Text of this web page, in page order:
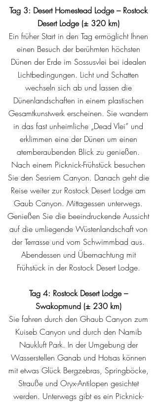
Tag 3: Desert Homestead Lodge – Rostock
Desert Lodge (± 320 km)
Ein früher Start in den Tag ermöglicht Ihnen
einen Besuch der berühmten höchsten
Dünen der Erde im Sossusvlei bei idealen
Lichtbedingungen. Licht und Schatten
wechseln sich ab und lassen die
Dünenlandschaften in einem plastischen
Gesamtkunstwerk erscheinen. Sie wandern
in das fast unheimliche „Dead Vlei” und
erklimmen eine der Dünen um einen
atemberaubenden Blick zu genießen.
Nach einem Picknick-Frühstück besuchen
Sie den Sesriem Canyon. Danach geht die
Reise weiter zur Rostock Desert Lodge am
Gaub Canyon. Mittagessen unterwegs.
Genießen Sie die beeindruckende Aussicht
auf die umliegende Wüstenlandschaft von
der Terrasse und vom Schwimmbad aus.
Abendessen und Übernachtung mit
Frühstück in der Rostock Desert Lodge.
Tag 4: Rostock Desert Lodge –
Swakopmund (± 230 km)
Sie fahren durch den Ghaub Canyon zum
Kuiseb Canyon und durch den Namib
Naukluft Park. In der Umgebung der
Wasserstellen Ganab und Hotsas können
mit etwas Glück Bergzebras, Springböcke,
Strauße und Oryx-Antilopen gesichtet
werden. Unterwegs gibt es ein Picknick-